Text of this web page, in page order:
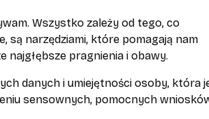
Wszystko zależy od tego, co
są narzędziami, które pomagają nam
najgłębsze pragnienia i obawy.
danych i umiejętności osoby, która
sensownych, pomocnych